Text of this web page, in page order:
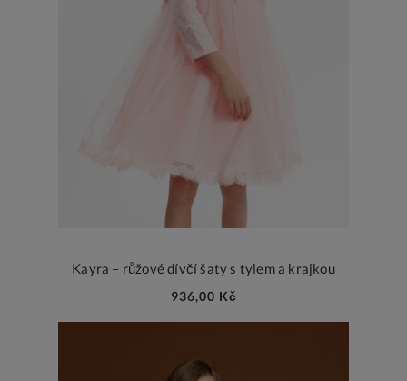
Kayra – růžové dívčí šaty s tylem a krajkou
936,00 Kč